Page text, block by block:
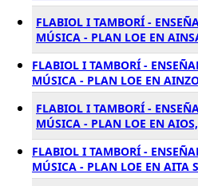
FLABIOL I TAMBORÍ -
MÚSICA - PLAN LOE EN
FLABIOL I TAMBORÍ -
MÚSICA - PLAN LOE EN
FLABIOL I TAMBORÍ -
MÚSICA - PLAN LOE EN
FLABIOL I TAMBORÍ -
MÚSICA - PLAN LOE EN AITA